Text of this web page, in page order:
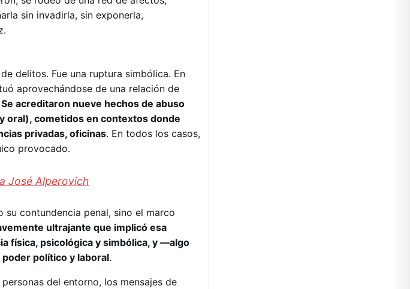
sin invadirla, sin exponerla,
delitos. Fue una ruptura simbólica. En
aprovechándose de una relación de
Se acreditaron nueve hechos de abuso
oral), cometidos en contextos donde
privadas, oficinas. En todos los casos,
provocado.
José Alperovich
contundencia penal, sino el marco
ultrajante que implicó esa
física, psicológica y simbólica, y —algo
político y laboral.
del entorno, los mensajes de